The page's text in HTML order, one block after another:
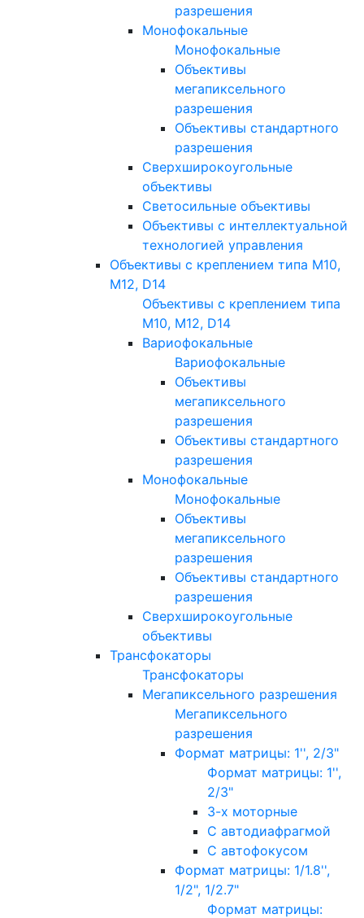
разрешения
Монофокальные
Монофокальные
Объективы
мегапиксельного
разрешения
Объективы стандартного
разрешения
Сверхширокоугольные
объективы
Светосильные объективы
Объективы с интеллектуальной
технологией управления
Объективы с креплением типа M10,
M12, D14
Объективы с креплением типа
M10, M12, D14
Вариофокальные
Вариофокальные
Объективы
мегапиксельного
разрешения
Объективы стандартного
разрешения
Монофокальные
Монофокальные
Объективы
мегапиксельного
разрешения
Объективы стандартного
разрешения
Сверхширокоугольные
объективы
Трансфокаторы
Трансфокаторы
Мегапиксельного разрешения
Мегапиксельного
разрешения
Формат матрицы: 1'', 2/3"
Формат матрицы: 1'',
2/3"
3-х моторные
С автодиафрагмой
С автофокусом
Формат матрицы: 1/1.8'',
1/2", 1/2.7"
Формат матрицы: